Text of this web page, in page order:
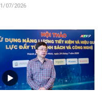
07/2026